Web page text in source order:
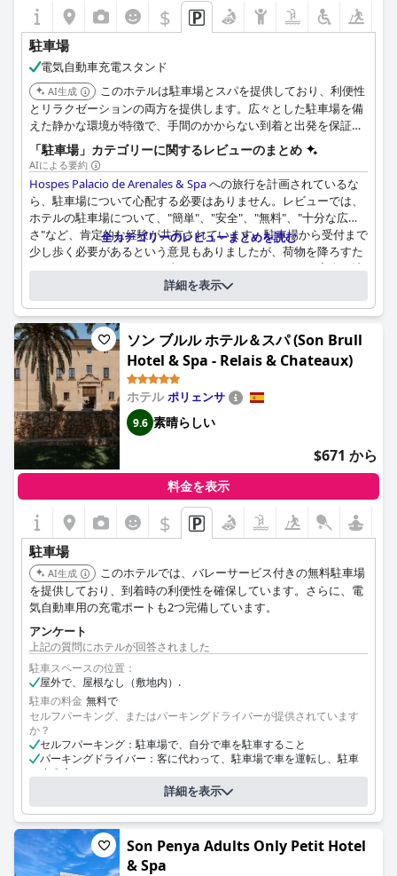
$
駐車場
電気自動車充電スタンド
AI生成
このホテルは駐車場とスパを提供しており、利便性
とリラクゼーションの両方を提供します。広々とした駐車場を備
えた静かな環境が特徴で、手間のかからない到着と出発を保証し
ます。
「駐車場」カテゴリーに関するレビューのまとめ
AIによる要約
Hospes Palacio de Arenales & Spaへの旅行を計画されているな
ら、駐車場について心配する必要はありません。レビューでは、
ホテルの駐車場について、"簡単"、"安全"、"無料"、"十分な広
さ"など、肯定的な経験が共有されています。駐車場から受付まで
少し歩く必要があるという意見もありましたが、荷物を降ろすた
めにホテルのすぐそばまで車で行くことができました。安全な地
下駐車場も利用可能です。全体として、宿泊客はホテルの駐車場
の手軽さと利用しやすさに満足しており、ストレスのない滞在と
なっています。
全カテゴリーのレビューまとめを読む
上記の質問にホテルが回答されました
駐車スペースの位置：
地下で.
屋外で、屋根なし（敷地内）.
障害者などの優先駐車スペースの数： 2
駐車の料金 Free outdoor parking and underground garage at a cost
of €15 per night
詳細を表示
ソン ブルル ホテル＆スパ (Son Brull
Hotel & Spa - Relais & Chateaux)
ホテルポリェンサ
9.6 素晴らしい
$671 から
料金を表示
$
駐車場
AI生成
このホテルでは、バレーサービス付きの無料駐車場
を提供しており、到着時の利便性を確保しています。さらに、電
気自動車用の充電ポートも2つ完備しています。
アンケート
上記の質問にホテルが回答されました
駐車スペースの位置：
屋外で、屋根なし（敷地内）.
駐車の料金 無料で
セルフパーキング、またはパーキングドライバーが提供されています
か？
セルフパーキング：駐車場で、自分で車を駐車すること
パーキングドライバー：客に代わって、駐車場で車を運転し、駐車
する人
詳細を表示
Son Penya Adults Only Petit Hotel
& Spa